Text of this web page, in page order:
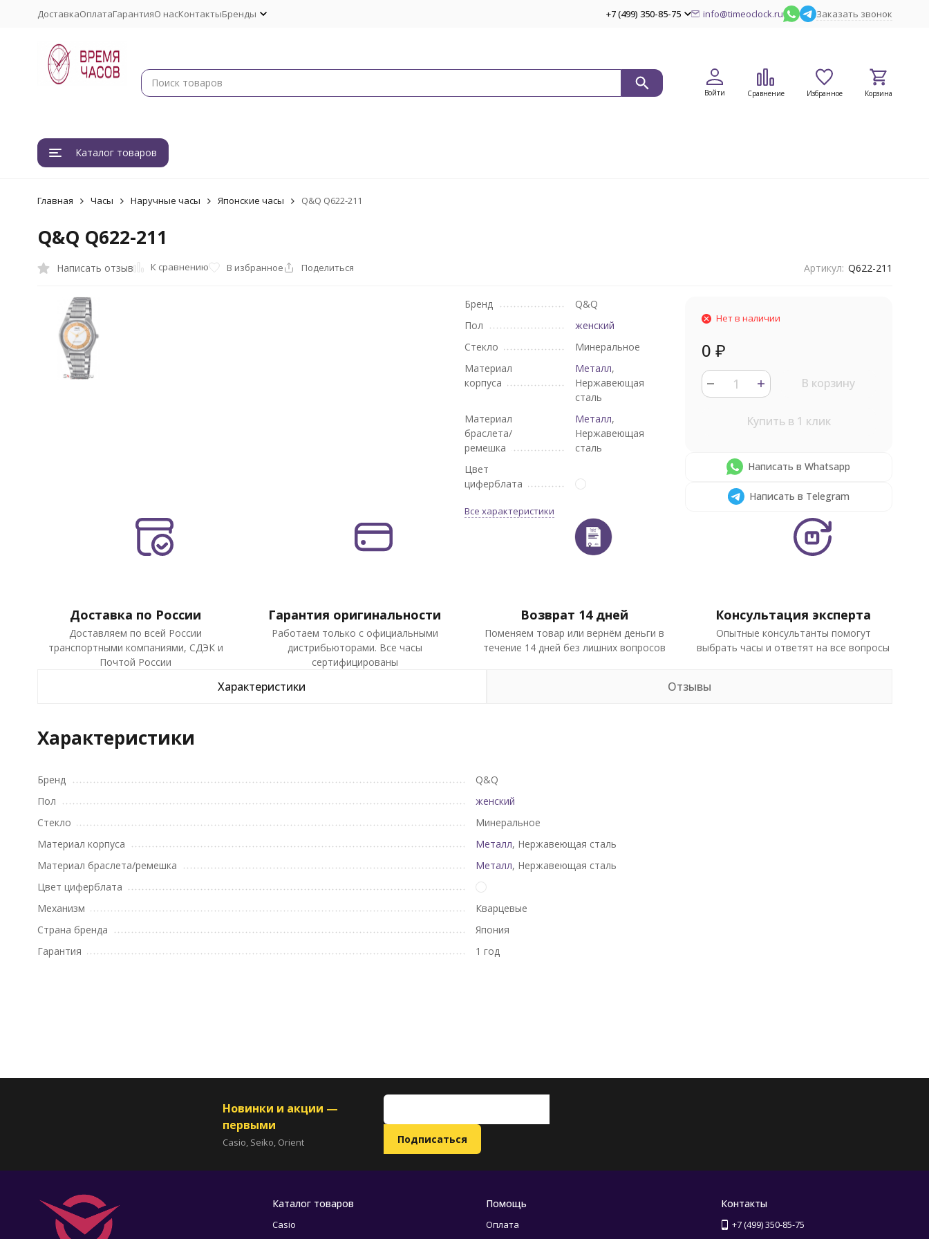
ДоставкаОплатаГарантияО насКонтактыБренды +7 (499) 350-85-75 info@timeoclock.ru Заказать звонок
Войти Сравнение Избранное Корзина
Каталог товаров
Главная Часы Наручные часы Японские часы Q&Q Q622-211
Q&Q Q622-211
Написать отзыв К сравнению В избранное Поделиться Артикул: Q622-211
Бренд
Q&Q
Пол
женский
Стекло
Минеральное
Материал
корпуса
Металл,
Нержавеющая
сталь
Материал
браслета/
ремешка
Металл,
Нержавеющая
сталь
Цвет
циферблата
Все характеристики
Нет в наличии
0 ₽
В корзину
Купить в 1 клик
Написать в Whatsapp
Написать в Telegram
Доставка по России
Доставляем по всей России
транспортными компаниями, СДЭК и
Почтой России
Гарантия оригинальности
Работаем только с официальными
дистрибьюторами. Все часы
сертифицированы
Возврат 14 дней
Поменяем товар или вернём деньги в
течение 14 дней без лишних вопросов
Консультация эксперта
Опытные консультанты помогут
выбрать часы и ответят на все вопросы
Характеристики Отзывы
Характеристики
Бренд
Q&Q
Пол
женский
Стекло
Минеральное
Материал корпуса
Металл, Нержавеющая сталь
Материал браслета/ремешка
Металл, Нержавеющая сталь
Цвет циферблата
Механизм
Кварцевые
Страна бренда
Япония
Гарантия
1 год
Новинки и акции —
первыми
Casio, Seiko, Orient
Каталог товаров
Casio
Помощь
Оплата
Контакты
+7 (499) 350-85-75